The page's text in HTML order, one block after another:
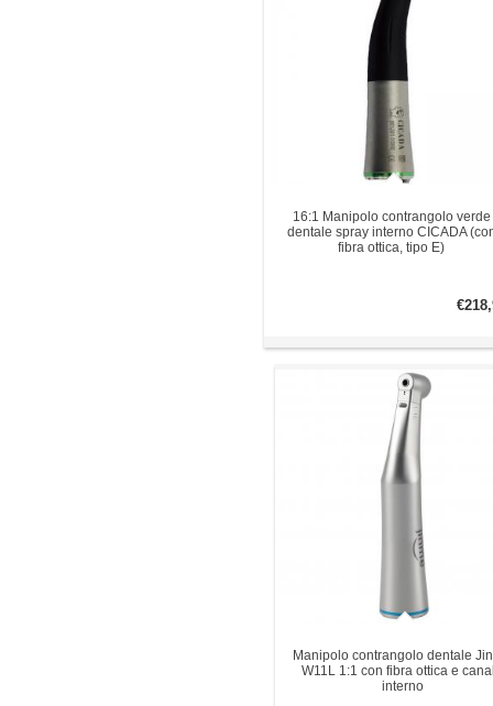
16:1 Manipolo contrangolo verde
dentale spray interno CICADA
fibra ottica, tipo E)
Manipolo contrangolo dentale
W11L 1:1 con fibra ottica e
interno